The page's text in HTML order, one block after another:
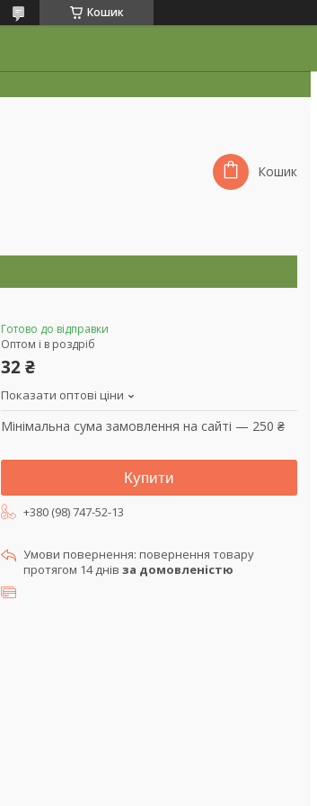
Кошик
Кошик
Готово до відправки
Оптом і в роздріб
32 ₴
Показати оптові ціни
Мінімальна сума замовлення на сайті — 250 ₴
Купити
+380 (98) 747-52-13
повернення товару
протягом 14 днів за домовленістю